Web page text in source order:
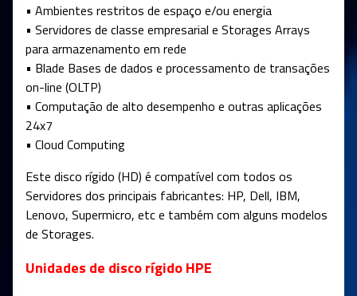
• Ambientes restritos de espaço e/ou energia
• Servidores de classe empresarial e Storages Arrays
para armazenamento em rede
• Blade Bases de dados e processamento de transações
on-line (OLTP)
• Computação de alto desempenho e outras aplicações
24x7
• Cloud Computing
Este disco rígido (HD) é compatível com todos os
Servidores dos principais fabricantes: HP, Dell, IBM,
Lenovo, Supermicro, etc e também com alguns modelos
de Storages.
Unidades de disco rígido HPE